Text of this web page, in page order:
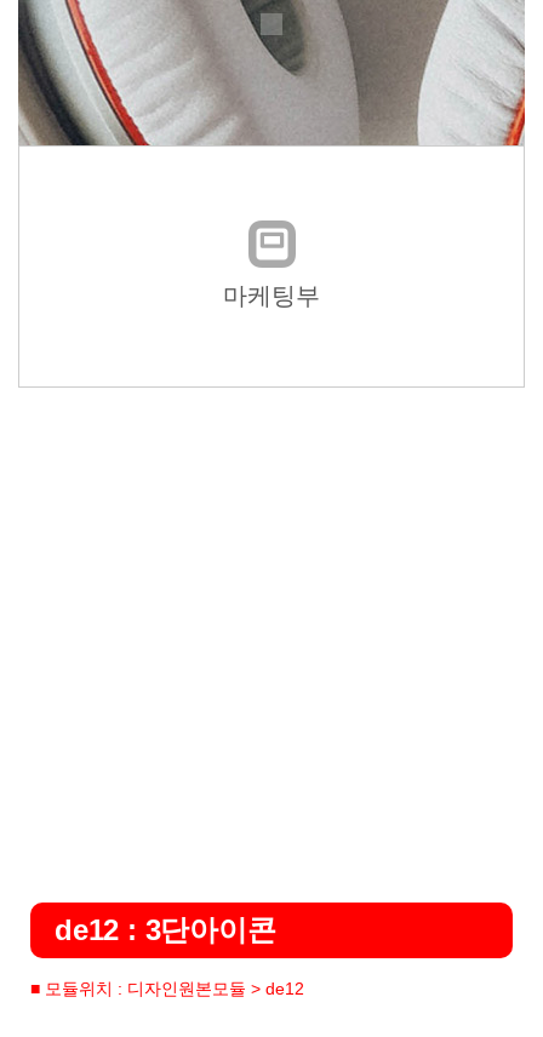
마케팅부
de12 : 3단아이콘
■ 모듈위치 : 디자인원본모듈 > de12